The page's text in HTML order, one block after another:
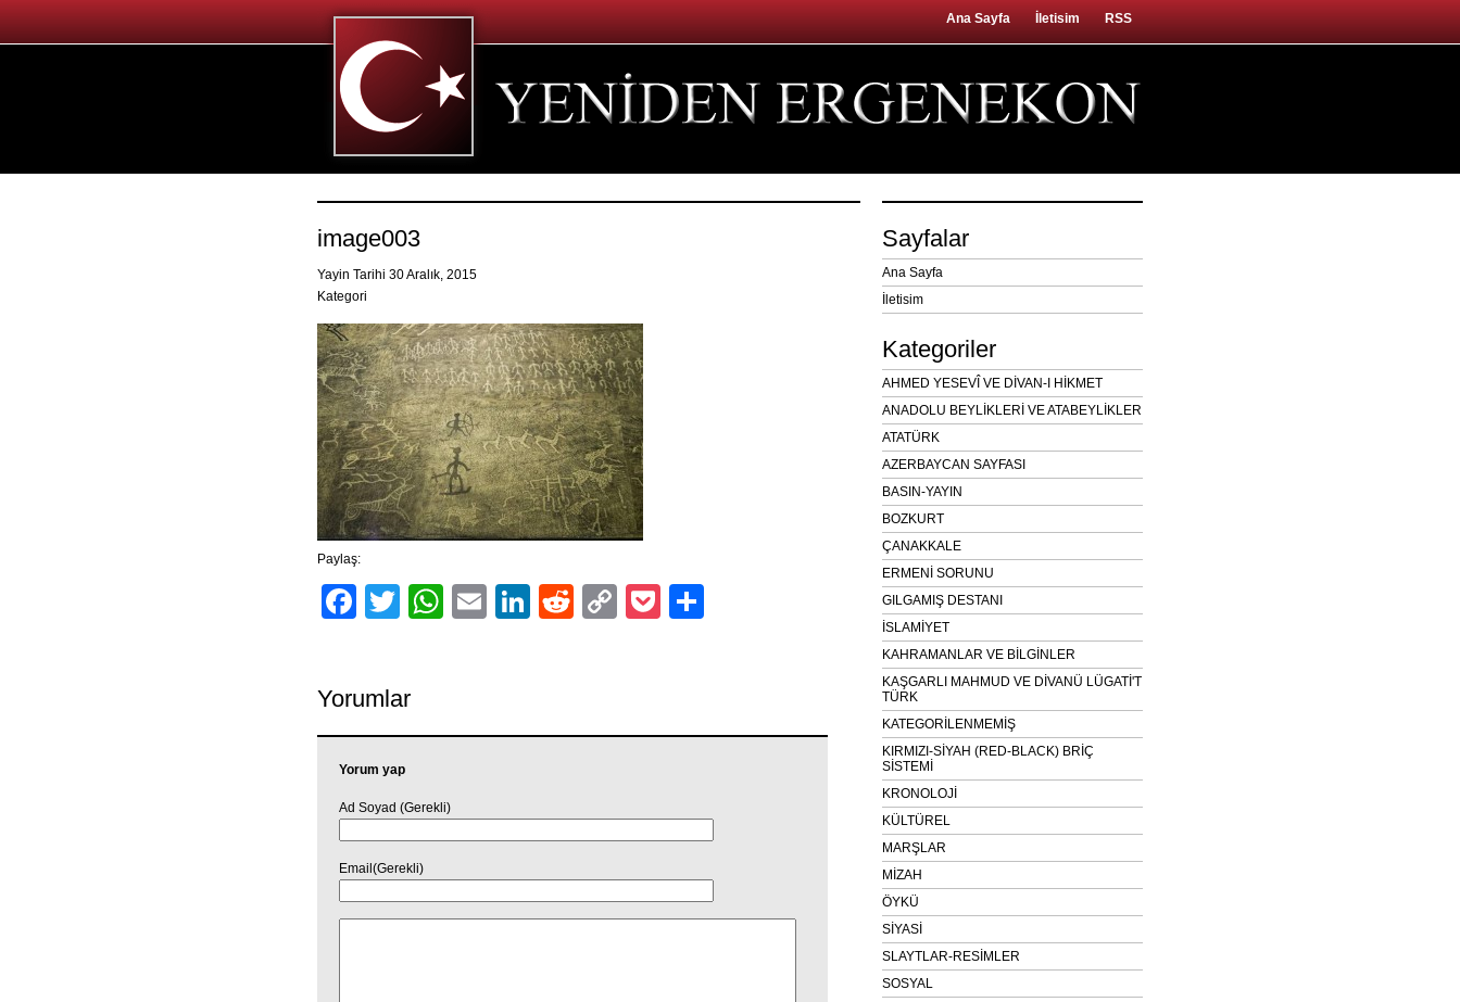
Ana Sayfa İletisim RSS
image003
Yayin Tarihi 30 Aralık, 2015
Kategori
Paylaş:
Facebook
TwitterWhatsApp
EmailLinkedIn
RedditCopyPocket
Yorumlar
Yorum yap
Ad Soyad (Gerekli)
Email(Gerekli)
Sayfalar
Ana Sayfa
İletisim
Kategoriler
AHMED YESEVÎ VE DİVAN-I HİKMET
ANADOLU BEYLİKLERİ VE ATABEYLİKLER
ATATÜRK
AZERBAYCAN SAYFASI
BASIN-YAYIN
BOZKURT
ÇANAKKALE
ERMENİ SORUNU
GILGAMIŞ DESTANI
İSLAMİYET
KAHRAMANLAR VE BİLGİNLER
KAŞGARLI MAHMUD VE DİVANÜ LÜGATİ'T
TÜRK
KATEGORİLENMEMİŞ
KIRMIZI-SİYAH (RED-BLACK) BRİÇ
SİSTEMİ
KRONOLOJİ
KÜLTÜREL
MARŞLAR
MİZAH
ÖYKÜ
SİYASİ
SLAYTLAR-RESİMLER
SOSYAL